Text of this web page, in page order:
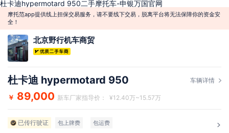
杜卡迪hypermotard 950二手摩托车-申银万国官网
摩托范app提供线上担保交易服务，请不要线下交易，脱离平台将无法保障你的资金安
全！
北京野行机车商贸
杜卡迪 hypermotard 950 车辆详情
￥ 89,000 新车厂家指导价： ¥12.40万~15.57万
已传行驶证 包上牌费 包运费